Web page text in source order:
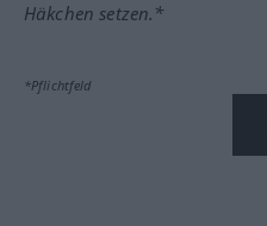
Häkchen setzen.*
*Pflichtfeld